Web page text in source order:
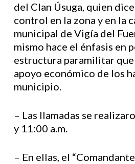
del Clan Úsuga, quien
control en la zona y en la
municipal de Vigía del
mismo hace el énfasis en
estructura paramilitar
apoyo económico de los
municipio.
– Las llamadas se
y 11:00 a.m.
– En ellas, el